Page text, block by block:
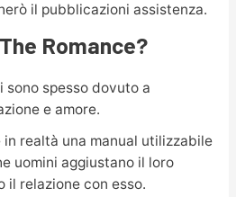
il pubblicazioni assistenza.
Romance?
sono spesso dovuto a
e amore.
in realtà una manual utilizzabile
uomini aggiustano il loro
il relazione con esso.